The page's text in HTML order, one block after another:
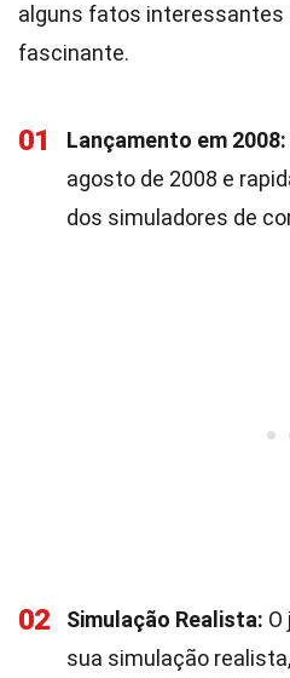
alguns fatos interessantes
fascinante.
01 Lançamento em 2008:
agosto de 2008 e
dos simuladores de
02 Simulação Realista:
sua simulação